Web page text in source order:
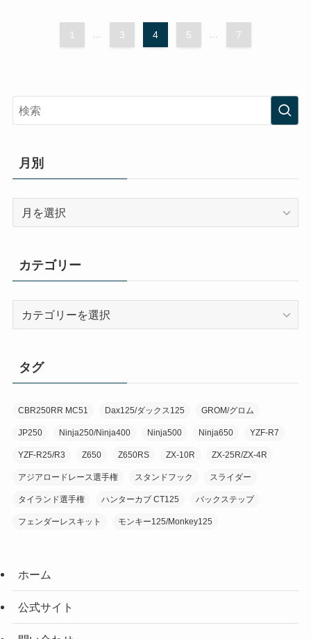
1 3 4 5 7
月別
カテゴリー
ー
タグ
CBR250RR MC51 Dax125/ダックス125 GROM/グロム
JP250 Ninja250/Ninja400 Ninja500 Ninja650 YZF-R7
YZF-R25/R3 Z650 Z650RS ZX-10R ZX-25R/ZX-4R
アジアロードレース選手権 スタンドフック スライダー
タイランド選手権 ハンターカブ CT125 バックステップ
フェンダーレスキット モンキー125/Monkey125
ホーム
公式サイト